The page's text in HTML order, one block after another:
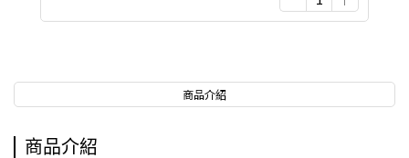
商品介紹
商品介紹